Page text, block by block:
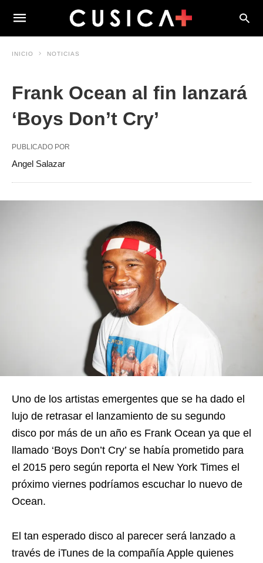
INICIO NOTICIAS
Frank Ocean al fin lanzará
‘Boys Don’t Cry’
PUBLICADO POR
Angel Salazar
Uno de los artistas emergentes que se ha dado el
lujo de retrasar el lanzamiento de su segundo
disco por más de un año es Frank Ocean ya que el
llamado ‘Boys Don’t Cry’ se había prometido para
el 2015 pero según reporta el New York Times el
próximo viernes podríamos escuchar lo nuevo de
Ocean.
El tan esperado disco al parecer será lanzado a
través de iTunes de la compañía Apple quienes